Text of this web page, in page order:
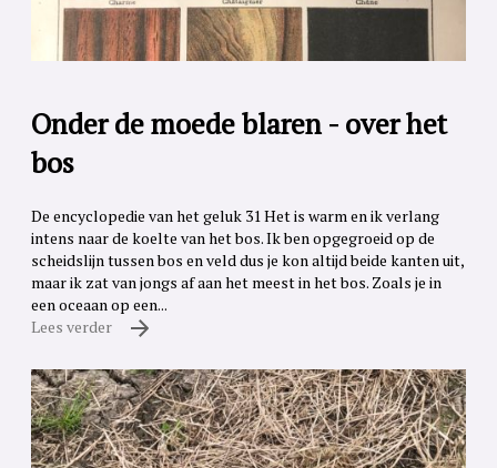
Onder de moede blaren - over het
bos
De encyclopedie van het geluk 31 Het is warm en ik verlang
intens naar de koelte van het bos. Ik ben opgegroeid op de
scheidslijn tussen bos en veld dus je kon altijd beide kanten uit,
maar ik zat van jongs af aan het meest in het bos. Zoals je in
een oceaan op een...
Lees verder